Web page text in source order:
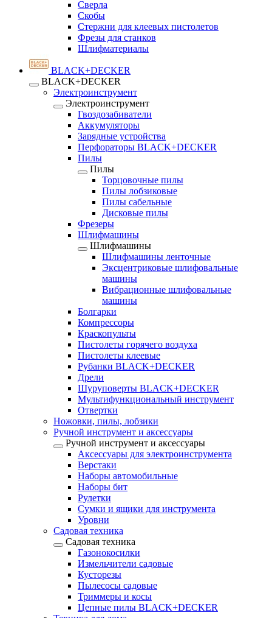
Сверла
Скобы
Стержни для клеевых пистолетов
Фрезы для станков
Шлифматериалы
BLACK+DECKER
BLACK+DECKER
Электроинструмент
Электроинструмент
Гвоздозабиватели
Аккумуляторы
Зарядные устройства
Перфораторы BLACK+DECKER
Пилы
Пилы
Торцовочные пилы
Пилы лобзиковые
Пилы сабельные
Дисковые пилы
Фрезеры
Шлифмашины
Шлифмашины
Шлифмашины ленточные
Эксцентриковые шлифовальные
машины
Вибрационные шлифовальные
машины
Болгарки
Компрессоры
Краскопульты
Пистолеты горячего воздуха
Пистолеты клеевые
Рубанки BLACK+DECKER
Дрели
Шуруповерты BLACK+DECKER
Мультифункциональный инструмент
Отвертки
Ножовки, пилы, лобзики
Ручной инструмент и аксессуары
Ручной инструмент и аксессуары
Аксессуары для электроинструмента
Верстаки
Наборы автомобильные
Наборы бит
Рулетки
Сумки и ящики для инструмента
Уровни
Садовая техника
Садовая техника
Газонокосилки
Измельчители садовые
Кусторезы
Пылесосы садовые
Триммеры и косы
Цепные пилы BLACK+DECKER